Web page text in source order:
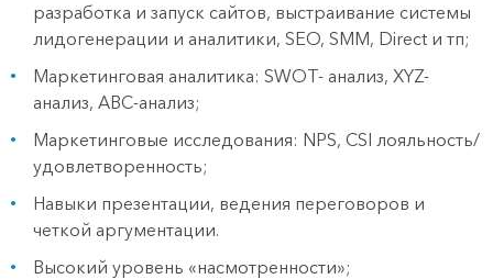
разработка и запуск сайтов, выстраивание системы
лидогенерации и аналитики, SEO, SMM, Direct и тп;
Маркетинговая аналитика: SWOT- анализ, XYZ-
анализ, АВС-анализ;
Маркетинговые исследования: NPS, CSI лояльность/
удовлетворенность;
Навыки презентации, ведения переговоров и
четкой аргументации.
Высокий уровень «насмотренности»;